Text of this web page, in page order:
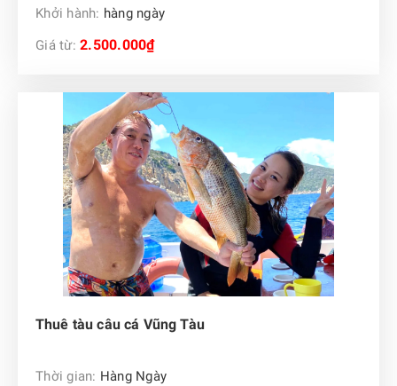
Khởi hành: hàng ngày
Giá từ: 2.500.000₫
Thuê tàu câu cá Vũng Tàu
Thời gian: Hàng Ngày